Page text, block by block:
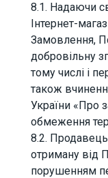
8.1. Надаючи
Інтернет-
Замовлення,
добровільну
тому числі і
також
України «Про
обмеження
8.2.
отриману від
порушенням